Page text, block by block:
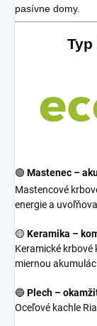
pasívne domy.
🟢 Mastenec –
Mastencové
energie a
🟡 Keramika –
Keramické krbové
miernou
🔵Plech –
Oceľové kachle